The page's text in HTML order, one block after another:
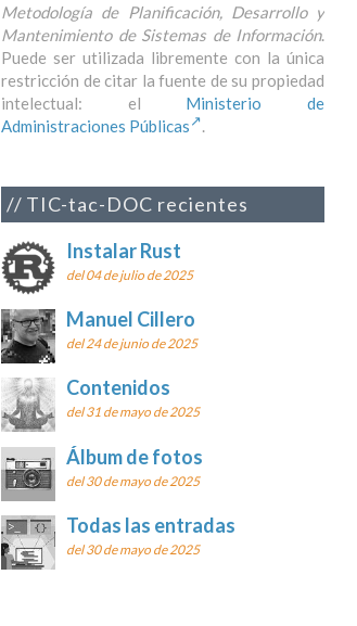
Metodología de Planificación, Desarrollo y
Mantenimiento de Sistemas de Información.
Puede ser utilizada libremente con la única
restricción de citar la fuente de su propiedad
intelectual: el Ministerio de
Administraciones Públicas
.
TIC-tac-DOC recientes
Instalar Rust
del 04 de julio de 2025
Manuel Cillero
del 24 de junio de 2025
Contenidos
del 31 de mayo de 2025
Álbum de fotos
del 30 de mayo de 2025
Todas las entradas
del 30 de mayo de 2025